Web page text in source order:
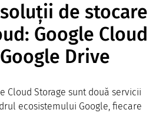
de stocare
Google Cloud
Drive
Cloud Storage sunt două servicii
ecosistemului Google, fiecare